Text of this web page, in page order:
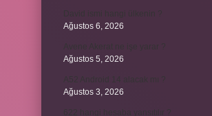
Ağustos 6, 2026
Ağustos 5, 2026
Ağustos 3, 2026